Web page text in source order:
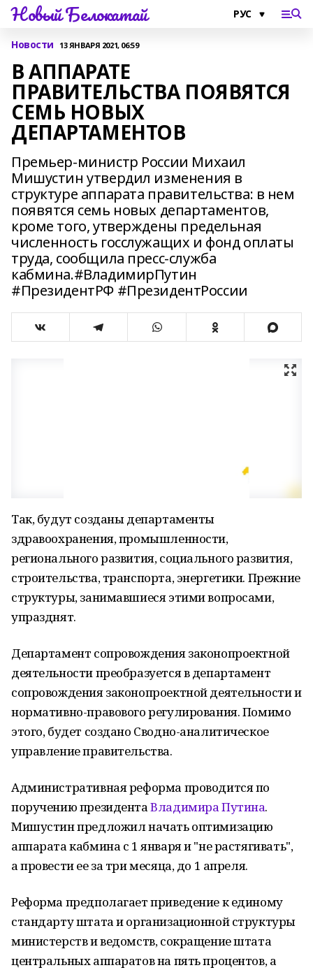
Новый Белокатай
Новости 13 ЯНВАРЯ 2021, 06:59
В АППАРАТЕ
ПРАВИТЕЛЬСТВА ПОЯВЯТСЯ
СЕМЬ НОВЫХ
ДЕПАРТАМЕНТОВ
Премьер-министр России Михаил
Мишустин утвердил изменения в
структуре аппарата правительства: в нем
появятся семь новых департаментов,
кроме того, утверждены предельная
численность госслужащих и фонд оплаты
труда, сообщила пресс-служба
кабмина.#ВладимирПутин
#ПрезидентРФ #ПрезидентРоссии
Так, будут созданы департаменты
здравоохранения, промышленности,
регионального развития, социального развития,
строительства, транспорта, энергетики. Прежние
структуры, занимавшиеся этими вопросами,
упразднят.
Департамент сопровождения законопроектной
деятельности преобразуется в департамент
сопровождения законопроектной деятельности и
нормативно-правового регулирования. Помимо
этого, будет создано Сводно-аналитическое
управление правительства.
Административная реформа проводится по
поручению президентаВладимира Путина.
Мишустин предложил начать оптимизацию
аппарата кабмина с 1 января и "не растягивать",
а провести ее за три месяца, до 1 апреля.
Реформа предполагает приведение к единому
стандарту штата и организационной структуры
министерств и ведомств, сокращение штата
центральных аппаратов на пять процентов, а